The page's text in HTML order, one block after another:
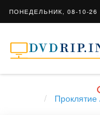
ПОНЕДЕЛЬНИК, 08-10-26